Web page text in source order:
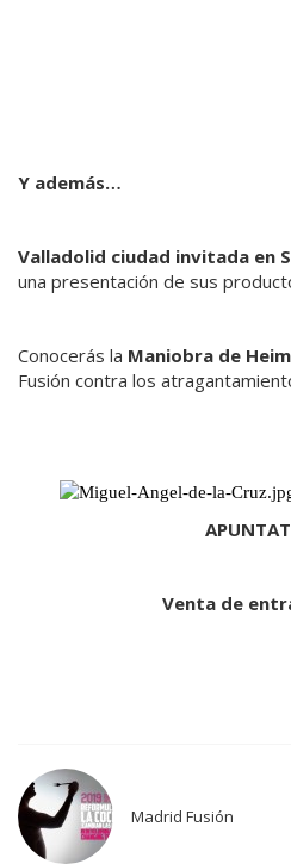
Y además…
Valladolid ciudad invitada en
una presentación de sus
Conocerás la Maniobra de
Fusión contra los
Venta de
Madrid Fusión